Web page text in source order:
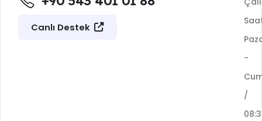
Canlı Destek
-
/